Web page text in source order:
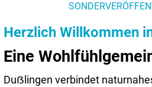
Herzlich Willkommen
Eine
Duẞlingen verbindet